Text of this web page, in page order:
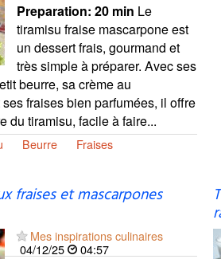
Preparation: 20 min Le
tiramisu fraise mascarpone est
un dessert frais, gourmand et
très simple à préparer. Avec ses
beurre, sa crème au
fraises bien parfumées, il offre
du tiramisu, facile à faire...
Beurre Fraises
fraises et mascarpones
Mes inspirations culinaires
04/12/25
04:57